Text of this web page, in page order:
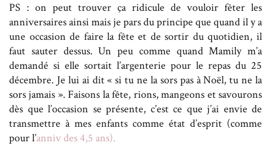
PS : on peut trouver ça ridicule de vouloir fêter les
anniversaires ainsi mais je pars du principe que quand il y a
une occasion de faire la fête et de sortir du quotidien, il
faut sauter dessus. Un peu comme quand Mamily m’a
demandé si elle sortait l’argenterie pour le repas du 25
décembre. Je lui ai dit « si tu ne la sors pas à Noël, tu ne la
sors jamais ». Faisons la fête, rions, mangeons et savourons
dès que l’occasion se présente, c’est ce que j’ai envie de
transmettre à mes enfants comme état d’esprit (comme
pour l’anniv des 4,5 ans).